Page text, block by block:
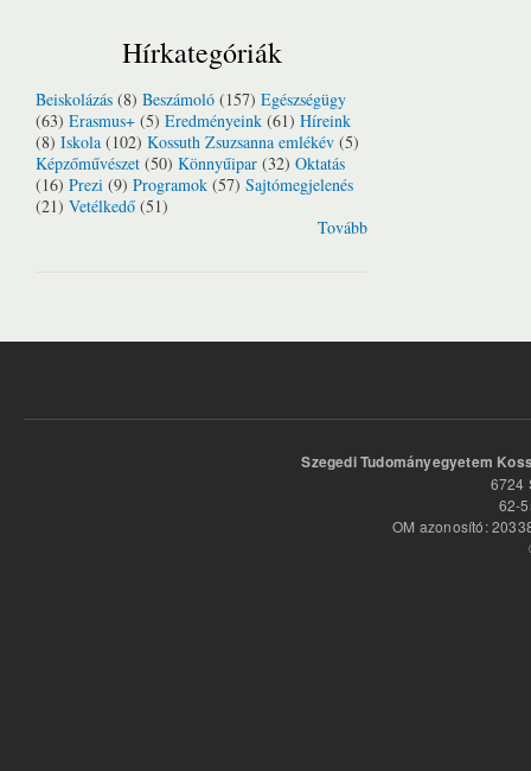
Hírkategóriák
Beiskolázás (8) Beszámoló (157) Egészségügy
(63) Erasmus+ (5) Eredményeink (61) Híreink
(8) Iskola (102) Kossuth Zsuzsanna emlékév (5)
Képzőművészet (50) Könnyűipar (32) Oktatás
(16) Prezi (9) Programok (57) Sajtómegjelenés
(21) Vetélkedő (51)
Tovább
Szegedi Tudományegyetem
6724
62-
OM azonosító: